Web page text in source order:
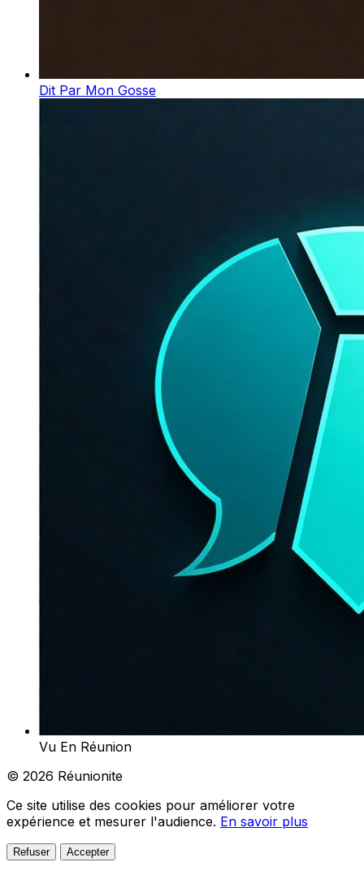
Dit Par Mon Gosse
Vu En Réunion
© 2026 Réunionite
Ce site utilise des cookies pour améliorer votre
expérience et mesurer l'audience. En savoir plus
Refuser Accepter